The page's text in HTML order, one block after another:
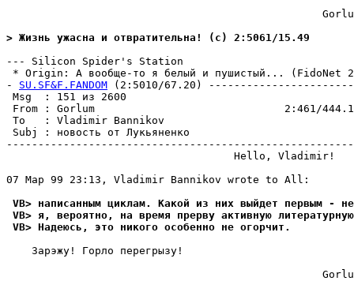
> Жизнь ужасна и отвратительна! (c) 2:5061/15.49
--- Silicon Spider's Station
* Origin: А вообще-то я белый и пушистый... (FidoNet
- SU.SF&F.FANDOM (2:5010/67.20)
Msg  : 151
From : Gorlum                              2:461/444.13
To   : Vladimir Bannikov
Subj : новость от
                                    Hello, Vladimir!
07 Мар 99 23:13, Vladimir Bannikov wrote to All:
VB> написанным циклам. Какой из них выйдет первым -
VB> я, вероятно, на время прервy активнyю
VB> Надеюсь, это никого особенно не огорчит.
    Зарэжу! Горло перегрызу!